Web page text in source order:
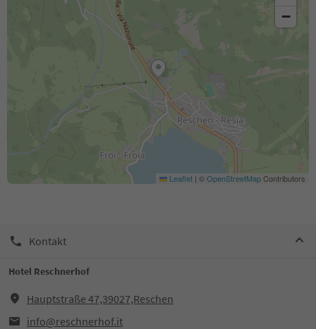
−
Leaflet | ©OpenStreetMapContributors
Kontakt
Hotel Reschnerhof
Hauptstraße 47,39027,Reschen
info@reschnerhof.it